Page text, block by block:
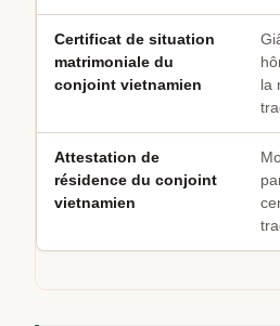
Certificat de situation
matrimoniale du
conjoint vietnamien
la
Attestation de
résidence du conjoint
vietnamien